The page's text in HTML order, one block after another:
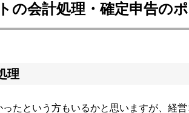
の会計処理・確定申告の
理
たという方もいるかと思いますが、経